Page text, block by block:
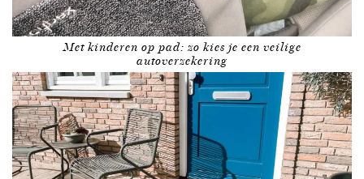
Met kinderen op pad: zo kies je een veilige
autoverzekering